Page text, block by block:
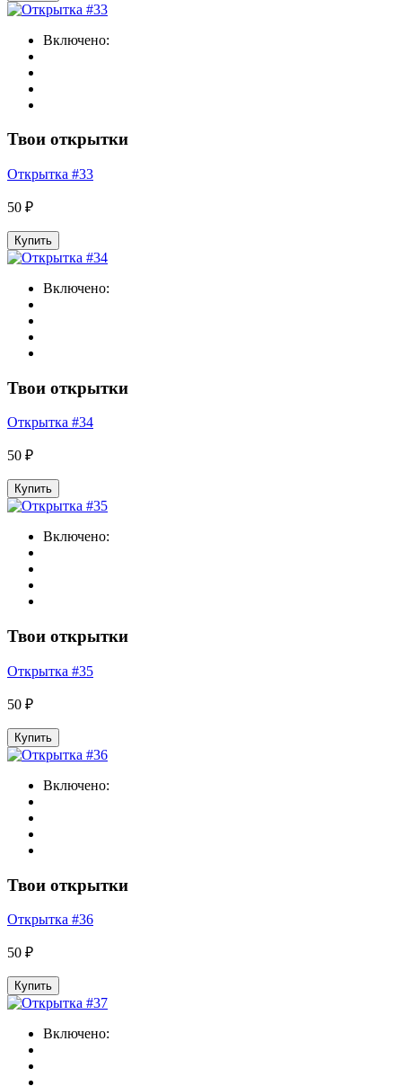
Включено:
Твои открытки
Открытка #33
50 ₽
Купить
Включено:
Твои открытки
Открытка #34
50 ₽
Купить
Включено:
Твои открытки
Открытка #35
50 ₽
Купить
Включено:
Твои открытки
Открытка #36
50 ₽
Купить
Включено: